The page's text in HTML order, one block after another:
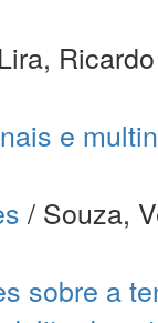
e
/ Souza,
sobre a